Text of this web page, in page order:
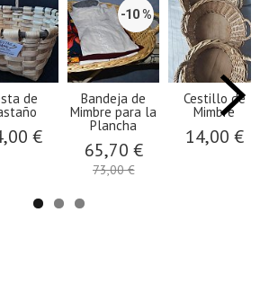
Capazo de
Palma
12,00 €
Bandeja de
Castaño
Pequeña
24,00 €
​Bandeja
Castaño
31,50